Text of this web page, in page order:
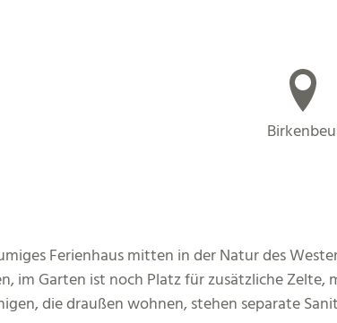
Ferienhaus mitten in der Natur des
im Garten ist noch Platz für zusätzliche
die draußen wohnen, stehen separate